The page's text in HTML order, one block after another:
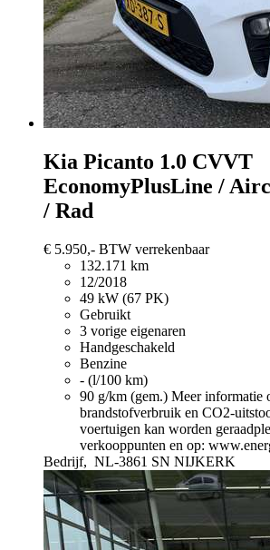
Kia Picanto 1.0 CVVT
EconomyPlusLine /
/ Rad
€ 5.950,- BTW verrekenbaar
132.171 km
12/2018
49 kW (67 PK)
Gebruikt
3 vorige eigenaren
Handgeschakeld
Benzine
- (l/100 km)
90 g/km (gem.) Meer informatie
brandstofverbruik en CO2-
voertuigen kan worden
verkooppunten en op:
Bedrijf, NL-3861 SN NIJKERK